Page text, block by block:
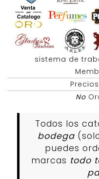
sistema de
No
Todos los
bodega
puedes
marcas todo